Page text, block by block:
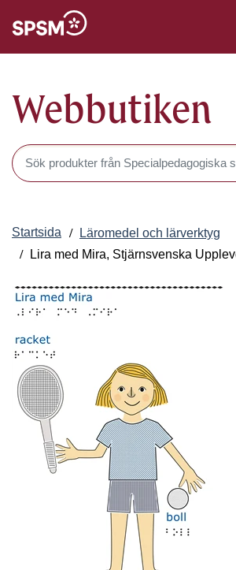
Webbutiken
Sök produkter i Webbutiken
Startsida
Läromedel och lärverktyg
Lira med Mira, Stjärnsvenska